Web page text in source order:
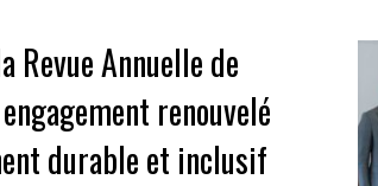
Annuelle de
renouvelé
durable et inclusif